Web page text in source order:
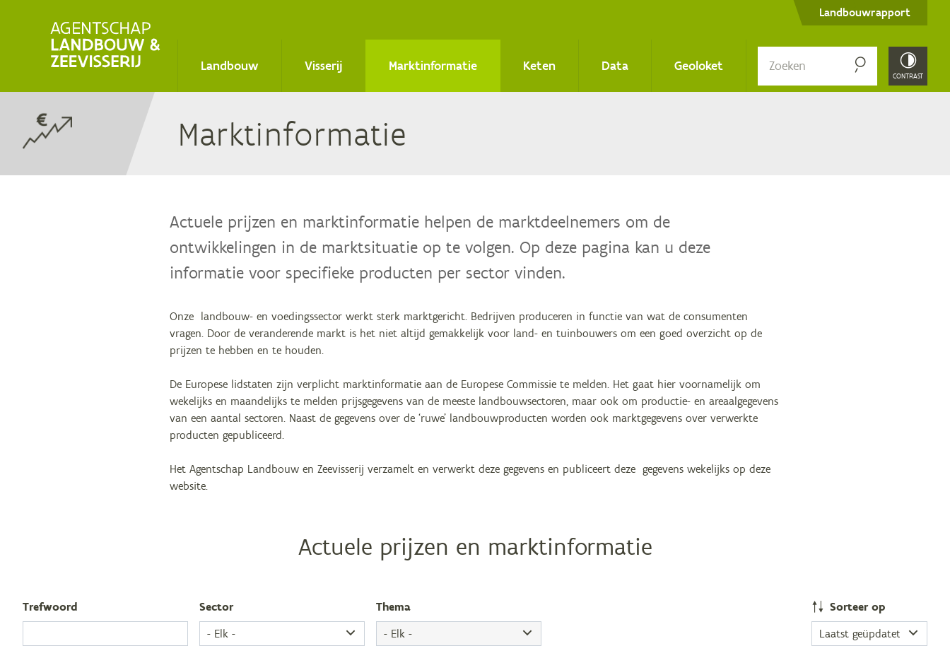
Secondary
menu
Landbouwrapport
Main
navigation
Landbouw Visserij Marktinformatie Keten Data Geoloket
ken
CONTRAST
Markt­in­for­ma­tie
Actuele prijzen en marktinformatie helpen de marktdeelnemers om de
ontwikkelingen in de marktsituatie op te volgen. Op deze pagina kan u deze
informatie voor specifieke producten per sector vinden.
Onze landbouw- en voedingssector werkt sterk marktgericht. Bedrijven produceren in functie van wat de consumenten
vragen. Door de veranderende markt is het niet altijd gemakkelijk voor land- en tuinbouwers om een goed overzicht op de
prijzen te hebben en te houden.
De Europese lidstaten zijn verplicht marktinformatie aan de Europese Commissie te melden. Het gaat hier voornamelijk om
wekelijks en maandelijks te melden prijsgegevens van de meeste landbouwsectoren, maar ook om productie- en areaalgegevens
van een aantal sectoren. Naast de gegevens over de ‘ruwe’ landbouwproducten worden ook marktgegevens over verwerkte
producten gepubliceerd.
Het Agentschap Landbouw en Zeevisserij verzamelt en verwerkt deze gegevens en publiceert deze gegevens wekelijks op deze
website.
Actuele prijzen en marktinformatie
Tref­woord Sec­tor The­ma Sor­teer op